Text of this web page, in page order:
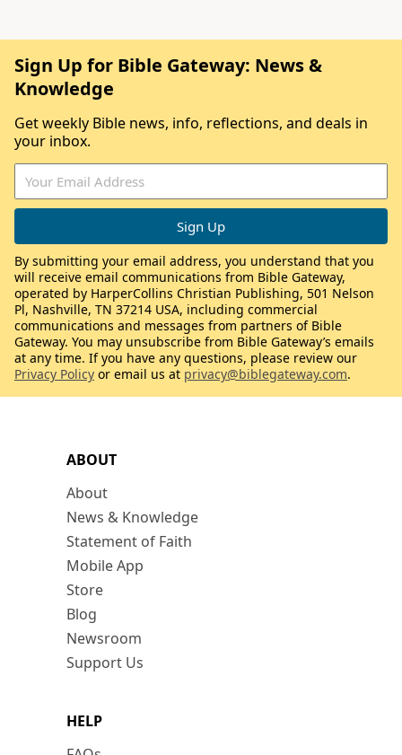
ABOUT
About
News & Knowledge
Statement of Faith
Mobile App
Store
Blog
Newsroom
Support Us
HELP
Sign Up for Bible Gateway: News &
Knowledge
Get weekly Bible news, info, reflections, and deals in
your inbox.
By submitting your email address, you understand that you
will receive email communications from Bible Gateway,
operated by HarperCollins Christian Publishing, 501 Nelson
Pl, Nashville, TN 37214 USA, including commercial
communications and messages from partners of Bible
Gateway. You may unsubscribe from Bible Gateway’s emails
at any time. If you have any questions, please review our
Privacy Policy or email us at privacy@biblegateway.com.